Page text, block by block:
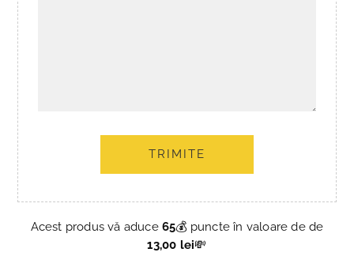
TRIMITE
Acest produs vă aduce 65💰 puncte în valoare de de
13,00 lei💸